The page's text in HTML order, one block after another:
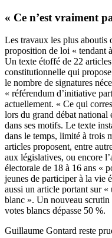
« Ce n’est vraiment
Les travaux les plus aboutis
proposition de loi « tendant
Un texte étoffé de 22
constitutionnelle qui
le nombre de signatures
« référendum d’initiative
actuellement. « Ce qui
lors du grand débat
dans ses motifs. Le texte
dans le temps, limité à trois
articles proposent, entre
aux législatives, ou encore
électorale de 18 à 16 ans «
jeunes de participer à la vie
aussi un article portant sur «
blanc ». Un nouveau scrutin
votes blancs dépasse 50 %.
Guillaume Gontard reste